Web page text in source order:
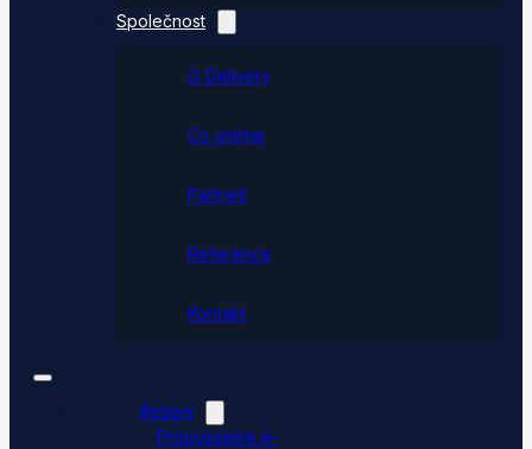
Společnost
O Dativery
Co umíme
Partneři
Reference
Kontakt
Řešení
Propojujeme e-